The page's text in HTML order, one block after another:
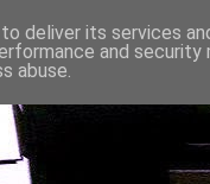
deliver its services
and
abuse.